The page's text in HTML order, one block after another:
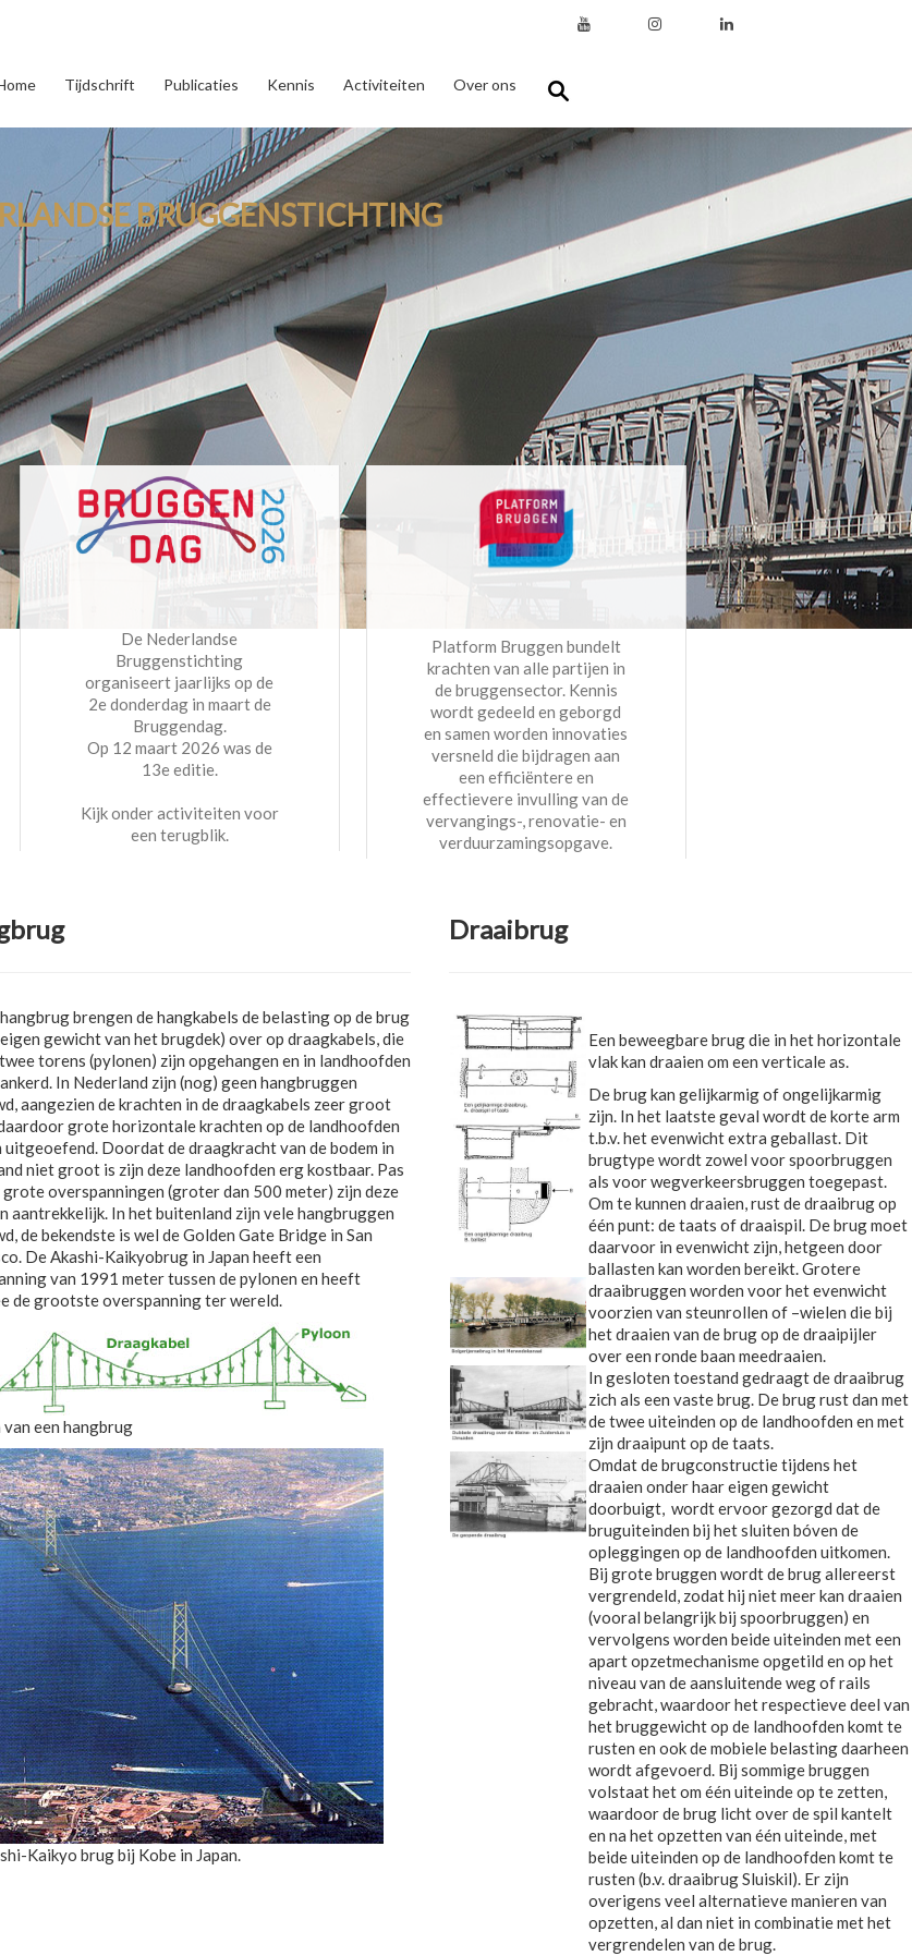
Tijdschrift Publicaties Kennis Activiteiten Over ons
BRUGGENSTICHTING
De Nederlandse
Bruggenstichting
organiseert jaarlijks op de
2e donderdag in maart de
Bruggendag.
Op 12 maart 2026 was de
13e editie.
Kijk onder activiteiten voor
een terugblik.
Platform Bruggen bundelt
krachten van alle partijen in
de bruggensector. Kennis
wordt gedeeld en geborgd
en samen worden innovaties
versneld die bijdragen aan
een efficiëntere en
effectievere invulling van de
vervangings-, renovatie- en
verduurzamingsopgave.
brengen de hangkabels de belasting op de brug
gewicht van het brugdek) over op draagkabels, die
torens (pylonen) zijn opgehangen en in landhoofden
In Nederland zijn (nog) geen hangbruggen
aangezien de krachten in de draagkabels zeer groot
grote horizontale krachten op de landhoofden
uitgeoefend. Doordat de draagkracht van de bodem in
niet groot is zijn deze landhoofden erg kostbaar. Pas
grote overspanningen (groter dan 500 meter) zijn deze
aantrekkelijk. In het buitenland zijn vele hangbruggen
de bekendste is wel de Golden Gate Bridge in San
De Akashi-Kaikyobrug in Japan heeft een
van 1991 meter tussen de pylonen en heeft
de grootste overspanning ter wereld.
van een hangbrug
Kaikyo brug bij Kobe in Japan.
Draaibrug
Een beweegbare brug die in het horizontale
vlak kan draaien om een verticale as.
De brug kan gelijkarmig of ongelijkarmig
zijn. In het laatste geval wordt de korte arm
t.b.v. het evenwicht extra geballast. Dit
brugtype wordt zowel voor spoorbruggen
als voor wegverkeersbruggen toegepast.
Om te kunnen draaien, rust de draaibrug op
één punt: de taats of draaispil. De brug moet
daarvoor in evenwicht zijn, hetgeen door
ballasten kan worden bereikt. Grotere
draaibruggen worden voor het evenwicht
voorzien van steunrollen of –wielen die bij
het draaien van de brug op de draaipijler
over een ronde baan meedraaien.
In gesloten toestand gedraagt de draaibrug
zich als een vaste brug. De brug rust dan met
de twee uiteinden op de landhoofden en met
zijn draaipunt op de taats.
Omdat de brugconstructie tijdens het
draaien onder haar eigen gewicht
doorbuigt, wordt ervoor gezorgd dat de
bruguiteinden bij het sluiten bóven de
opleggingen op de landhoofden uitkomen.
Bij grote bruggen wordt de brug allereerst
vergrendeld, zodat hij niet meer kan draaien
(vooral belangrijk bij spoorbruggen) en
vervolgens worden beide uiteinden met een
apart opzetmechanisme opgetild en op het
niveau van de aansluitende weg of rails
gebracht, waardoor het respectieve deel van
het bruggewicht op de landhoofden komt te
rusten en ook de mobiele belasting daarheen
wordt afgevoerd. Bij sommige bruggen
volstaat het om één uiteinde op te zetten,
waardoor de brug licht over de spil kantelt
en na het opzetten van één uiteinde, met
beide uiteinden op de landhoofden komt te
rusten (b.v. draaibrug Sluiskil). Er zijn
overigens veel alternatieve manieren van
opzetten, al dan niet in combinatie met het
vergrendelen van de brug.